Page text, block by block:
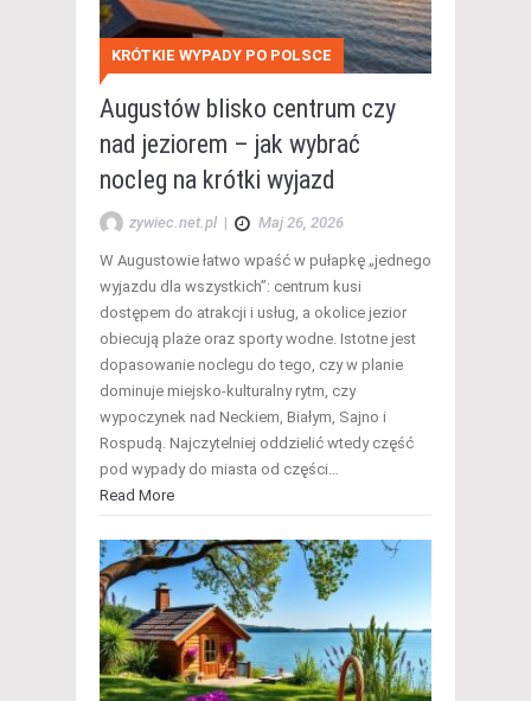
KRÓTKIE WYPADY PO POLSCE
Augustów blisko centrum czy
nad jeziorem – jak wybrać
nocleg na krótki wyjazd
zywiec.net.pl | Maj 26, 2026
W Augustowie łatwo wpaść w pułapkę „jednego
wyjazdu dla wszystkich”: centrum kusi
dostępem do atrakcji i usług, a okolice jezior
obiecują plaże oraz sporty wodne. Istotne jest
dopasowanie noclegu do tego, czy w planie
dominuje miejsko-kulturalny rytm, czy
wypoczynek nad Neckiem, Białym, Sajno i
Rospudą. Najczytelniej oddzielić wtedy część
pod wypady do miasta od części…
Read More